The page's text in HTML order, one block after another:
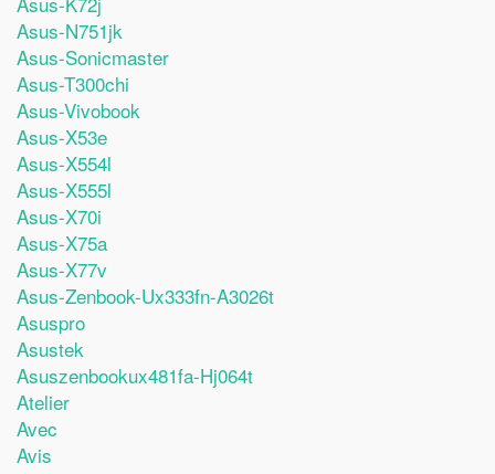
Asus-N751jk
Asus-Sonicmaster
Asus-T300chi
Asus-Vivobook
Asus-X53e
Asus-X554l
Asus-X555l
Asus-X70i
Asus-X75a
Asus-X77v
Asus-Zenbook-Ux333fn-A3026t
Asuspro
Asustek
Asuszenbookux481fa-Hj064t
Atelier
Avec
Avis